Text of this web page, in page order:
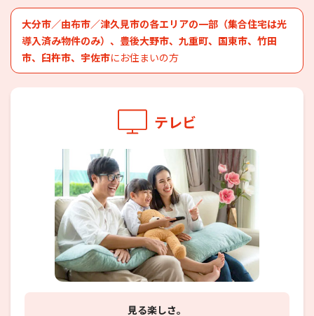
大分市／由布市／津久見市の各エリアの一部（集合住宅は光
導入済み物件のみ）、豊後大野市、九重町、国東市、竹田
市、臼杵市、宇佐市にお住まいの方
テレビ
見る楽しさ。